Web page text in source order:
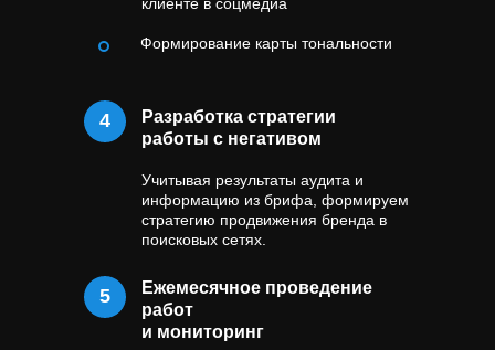
Формирование карты тональности
4
Разработка стратегии
работы с негативом
5
Ежемесячное проведение
работ
и мониторинг
Учитывая результаты аудита и
информацию из брифа, формируем
стратегию продвижения бренда в
поисковых сетях.